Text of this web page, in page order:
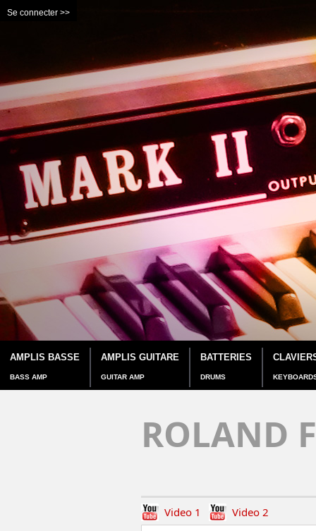
Se connecter >>
AMPLIS BASSE
BASS AMP
AMPLIS GUITARE
GUITAR AMP
BATTERIES
DRUMS
ROLAND
Video 1 Video 2